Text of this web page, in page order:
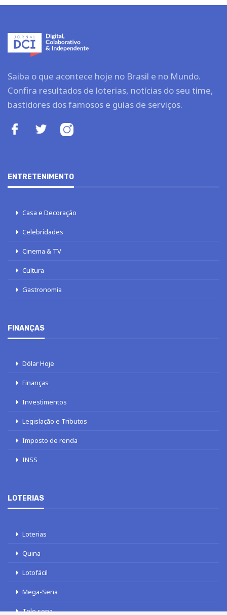
Saiba o que acontece hoje no Brasil e no Mundo.
Confira resultados de loterias, notícias do seu time,
bastidores dos famosos e guias de serviços.
ENTRETENIMENTO
Casa e Decoração
Celebridades
Cinema & TV
Cultura
Gastronomia
FINANÇAS
Dólar Hoje
Finanças
Investimentos
Legislação e Tributos
Imposto de renda
INSS
LOTERIAS
Loterias
Quina
Lotofácil
Mega-Sena
Tele sena